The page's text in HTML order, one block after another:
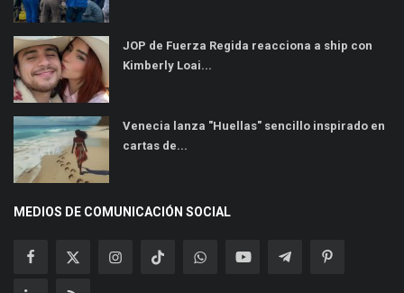
JOP de Fuerza Regida reacciona a ship con
Kimberly Loai...
Venecia lanza "Huellas" sencillo inspirado en
cartas de...
MEDIOS DE COMUNICACIÓN SOCIAL